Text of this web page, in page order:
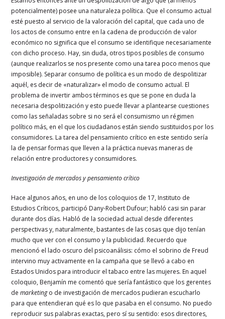
potencialmente) posee una naturaleza política. Que el consumo actual
esté puesto al servicio de la valoración del capital, que cada uno de
los actos de consumo entre en la cadena de producción de valor
económico no significa que el consumo se identifique necesariamente
con dicho proceso. Hay, sin duda, otros tipos posibles de consumo
(aunque realizarlos se nos presente como una tarea poco menos que
imposible). Separar consumo de política es un modo de despolitizar
aquél, es decir de «naturalizar» el modo de consumo actual. El
problema de invertir ambos términos es que se pone en duda la
necesaria despolitización y esto puede llevar a plantearse cuestiones
como las señaladas sobre si no será el consumismo un régimen
político más, en el que los ciudadanos están siendo sustituidos por los
consumidores. La tarea del pensamiento crítico en este sentido sería
la de pensar formas que lleven a la práctica nuevas maneras de
relación entre productores y consumidores.
Investigación de mercados y pensamiento crítico
Hace algunos años, en uno de los coloquios de 17, Instituto de
Estudios Críticos, participó Dany-Robert Dufour; habló casi sin parar
durante dos días. Habló de la sociedad actual desde diferentes
perspectivas y, naturalmente, bastantes de las cosas que dijo tenían
mucho que ver con el consumo y la publicidad. Recuerdo que
mencionó el lado oscuro del psicoanálisis: cómo el sobrino de Freud
intervino muy activamente en la campaña que se llevó a cabo en
Estados Unidos para introducir el tabaco entre las mujeres. En aquel
coloquio, Benjamín me comentó que sería fantástico que los gerentes
demarketingo de investigación de mercados pudieran escucharlo
para que entendieran qué es lo que pasaba en el consumo. No puedo
reproducir sus palabras exactas, pero sí su sentido: esos directores,